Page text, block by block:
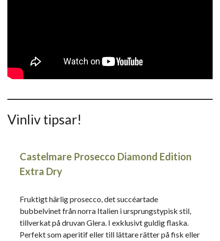
Vinliv tipsar!
Castelmare Prosecco Diamond Edition
Extra Dry
Fruktigt härlig prosecco, det succéartade
bubbelvinet från norra Italien i ursprungstypisk stil,
tillverkat på druvan Glera. I exklusivt guldig flaska.
Perfekt som aperitif eller till lättare rätter på fisk eller